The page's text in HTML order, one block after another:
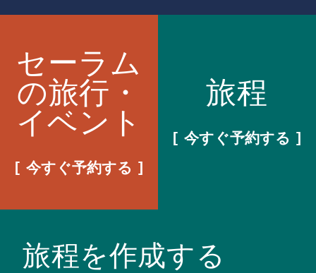
セーラム
の旅行・
イベント
今すぐ予約する
旅程
今すぐ予約する
旅程を作成する